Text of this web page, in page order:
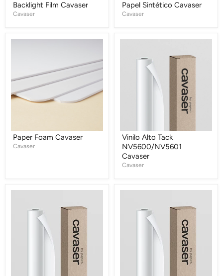
Backlight Film Cavaser
Cavaser
Papel Sintético Cavaser
Cavaser
Paper Foam Cavaser
Cavaser
NV5600/NV5601
Vinilo Alto Tack
NV5600/NV5601
Cavaser
Cavaser
NV2050/2051
NV5002/NV5003